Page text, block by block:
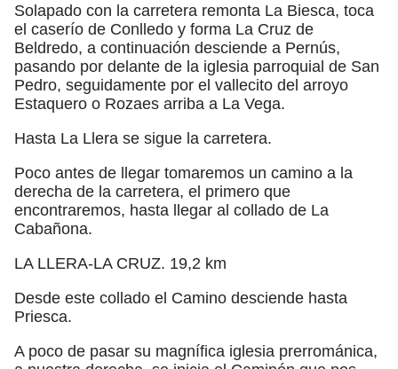
Solapado con la carretera remonta La Biesca, toca
el caserío de Conlledo y forma La Cruz de
Beldredo, a continuación desciende a Pernús,
pasando por delante de la iglesia parroquial de San
Pedro, seguidamente por el vallecito del arroyo
Estaquero o Rozaes arriba a La Vega.
Hasta La Llera se sigue la carretera.
Poco antes de llegar tomaremos un camino a la
derecha de la carretera, el primero que
encontraremos, hasta llegar al collado de La
Cabañona.
LA LLERA-LA CRUZ. 19,2 km
Desde este collado el Camino desciende hasta
Priesca.
A poco de pasar su magnífica iglesia prerrománica,